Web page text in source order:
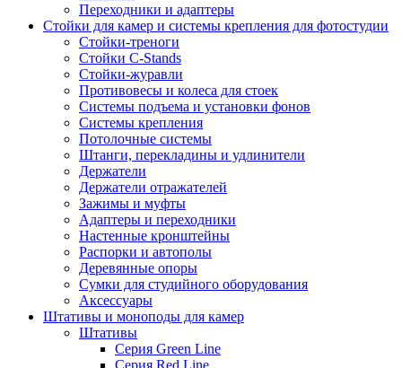
Переходники и адаптеры
Стойки для камер и системы крепления для фотостудии
Стойки-треноги
Стойки C-Stands
Стойки-журавли
Противовесы и колеса для стоек
Системы подъема и установки фонов
Системы крепления
Потолочные системы
Штанги, перекладины и удлинители
Держатели
Держатели отражателей
Зажимы и муфты
Адаптеры и переходники
Настенные кронштейны
Распорки и автополы
Деревянные опоры
Сумки для студийного оборудования
Аксессуары
Штативы и моноподы для камер
Штативы
Серия Green Line
Серия Red Line